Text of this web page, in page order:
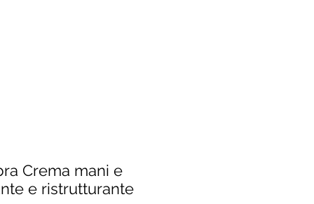
Crema mani e
e ristrutturante